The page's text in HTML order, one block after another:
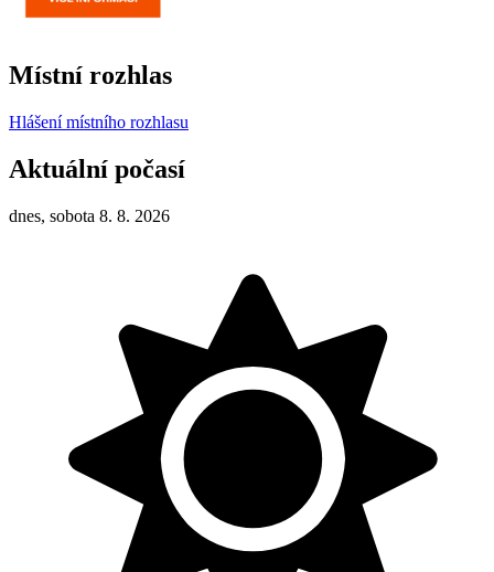
Místní rozhlas
Hlášení místního rozhlasu
Aktuální počasí
dnes, sobota 8. 8. 2026